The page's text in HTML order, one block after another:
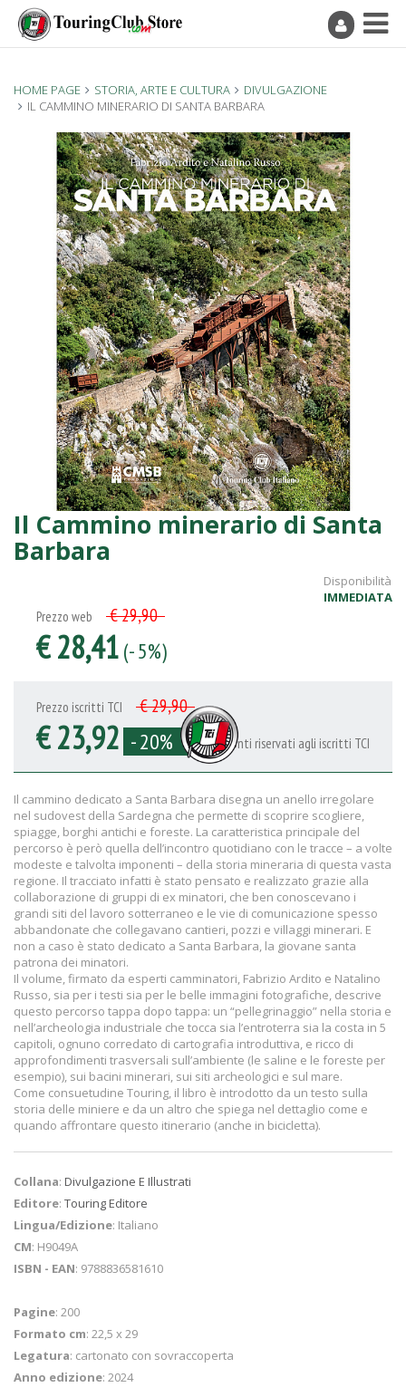
HOME PAGE STORIA, ARTE E CULTURA
DIVULGAZIONE
IL CAMMINO MINERARIO DI SANTA BARBARA
Il Cammino minerario di Santa
Barbara
Disponibilità
IMMEDIATA
Prezzo web € 29,90
€ 28,41(- 5%)
Prezzo iscritti TCI € 29,90
€ 23,92 - 20% Sconti riservati agli iscritti TCI
Il cammino dedicato a Santa Barbara disegna un anello irregolare
nel sudovest della Sardegna che permette di scoprire scogliere,
spiagge, borghi antichi e foreste. La caratteristica principale del
percorso è però quella dell’incontro quotidiano con le tracce – a volte
modeste e talvolta imponenti – della storia mineraria di questa vasta
regione. Il tracciato infatti è stato pensato e realizzato grazie alla
collaborazione di gruppi di ex minatori, che ben conoscevano i
grandi siti del lavoro sotterraneo e le vie di comunicazione spesso
abbandonate che collegavano cantieri, pozzi e villaggi minerari. E
non a caso è stato dedicato a Santa Barbara, la giovane santa
patrona dei minatori.
Il volume, firmato da esperti camminatori, Fabrizio Ardito e Natalino
Russo, sia per i testi sia per le belle immagini fotografiche, descrive
questo percorso tappa dopo tappa: un “pellegrinaggio” nella storia e
nell’archeologia industriale che tocca sia l’entroterra sia la costa in 5
capitoli, ognuno corredato di cartografia introduttiva, e ricco di
approfondimenti trasversali sull’ambiente (le saline e le foreste per
esempio), sui bacini minerari, sui siti archeologici e sul mare.
Come consuetudine Touring, il libro è introdotto da un testo sulla
storia delle miniere e da un altro che spiega nel dettaglio come e
quando affrontare questo itinerario (anche in bicicletta).
Collana: Divulgazione E Illustrati
Editore: Touring Editore
Lingua/Edizione: Italiano
CM: H9049A
ISBN - EAN: 9788836581610
Pagine: 200
Formato cm: 22,5 x 29
Legatura: cartonato con sovraccoperta
Anno edizione: 2024